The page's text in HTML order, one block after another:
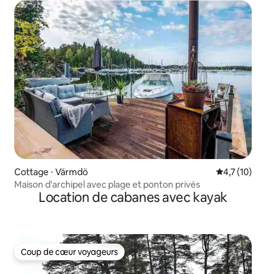
Cottage ⋅ Värmdö Évaluation
4,7 (10)
Maison d'archipel avec plage et ponton privés
Location de cabanes avec kayak
Coup de cœur voyageurs
Coup de cœur voyageurs